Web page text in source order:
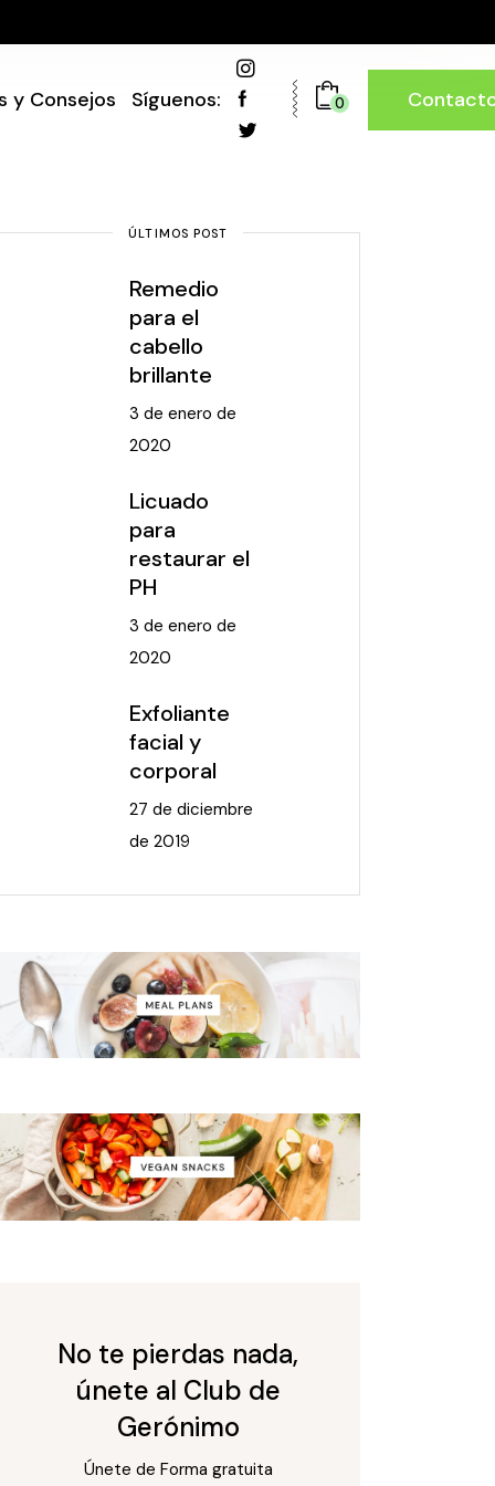
y Consejos Síguenos: 0
ÚLTIMOS POST
Remedio
para el
cabello
brillante
3 de enero de
2020
Licuado
para
restaurar el
PH
3 de enero de
2020
Exfoliante
facial y
corporal
27 de diciembre
de 2019
No te pierdas nada,
únete al Club de
Gerónimo
Únete de Forma gratuita